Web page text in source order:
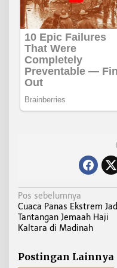
N
a
v
g
Pos sebelumnya
Cuaca Panas Ekstrem
Tantangan Jemaah Haji
Kaltara di Madinah
Postingan Lainnya